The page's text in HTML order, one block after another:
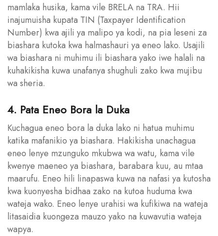
mamlaka husika, kama vile BRELA na TRA. Hii
inajumuisha kupata TIN (Taxpayer Identification
Number) kwa ajili ya malipo ya kodi, na pia leseni za
biashara kutoka kwa halmashauri ya eneo lako. Usajili
wa biashara ni muhimu ili biashara yako iwe halali na
kuhakikisha kuwa unafanya shughuli zako kwa mujibu
wa sheria.
4. Pata Eneo Bora la Duka
Kuchagua eneo bora la duka lako ni hatua muhimu
katika mafanikio ya biashara. Hakikisha unachagua
eneo lenye mzunguko mkubwa wa watu, kama vile
kwenye maeneo ya biashara, barabara kuu, au mtaa
maarufu. Eneo hili linapaswa kuwa na nafasi ya kutosha
kwa kuonyesha bidhaa zako na kutoa huduma kwa
wateja wako. Eneo lenye urahisi wa kufikiwa na wateja
litasaidia kuongeza mauzo yako na kuwavutia wateja
wapya.